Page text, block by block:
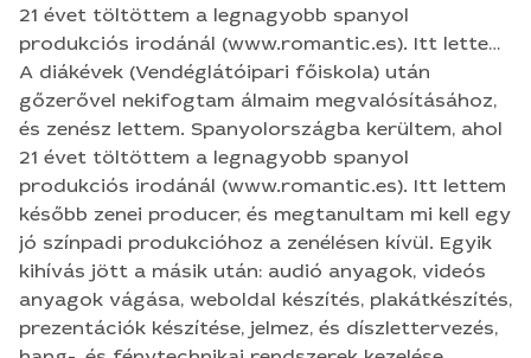
21 évet töltöttem a legnagyobb spanyol
produkciós irodánál (www.romantic.es). Itt lettem
később zenei producer, és megtanultam mi kell egy
jó színpadi produkcióhoz a zenélésen kívül. Egyik
kihívás jött a másik után: audió anyagok, videós
anyagok vágása, weboldal készítés, plakátkészítés,
prezentációk készítése, jelmez, és díszlettervezés,
hang-, és fénytechnikai rendszerek kezelése,
stúdiómunkák, klipkészítés, fotózás. Ezeket a
kreativitást igénylő, színpadon kívüli munkákat
legalább annyira szerettem, mint a színpadon állni.
Természetesen megtanultam spanyolul, illetve
A diákévek (Vendéglátóipari főiskola) után
gőzerővel nekifogtam álmaim megvalósításához,
és zenész lettem. Spanyolországba kerültem, ahol
21 évet töltöttem a legnagyobb spanyol
produkciós irodánál (www.romantic.es). Itt lettem
később zenei producer, és megtanultam mi kell egy
jó színpadi produkcióhoz a zenélésen kívül. Egyik
kihívás jött a másik után: audió anyagok, videós
anyagok vágása, weboldal készítés, plakátkészítés,
prezentációk készítése, jelmez, és díszlettervezés,